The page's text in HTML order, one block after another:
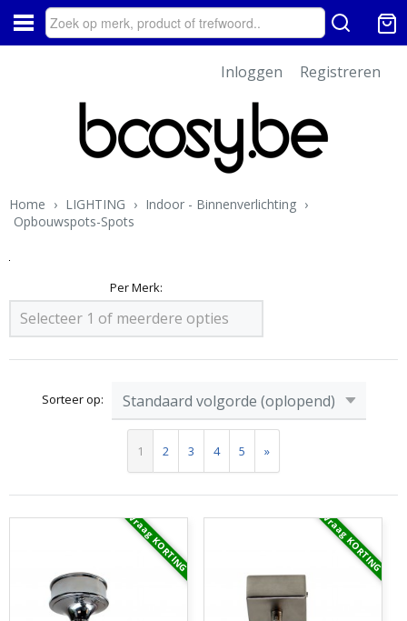
Inloggen Registreren
Home › LIGHTING › Indoor - Binnenverlichting ›
Opbouwspots-Spots
Per Merk:
Selecteer 1 of meerdere opties
Sorteer op:
1 2 3 4 5 »
Vraag KORTING Vraag KORTING